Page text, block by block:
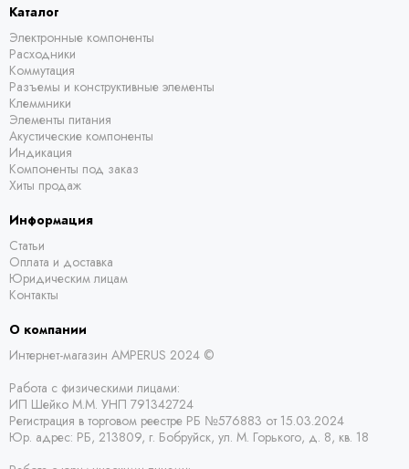
Каталог
Электронные компоненты
Расходники
Коммутация
Разъемы и конструктивные элементы
Клеммники
Элементы питания
Акустические компоненты
Индикация
Компоненты под заказ
Хиты продаж
Информация
Статьи
Оплата и доставка
Юридическим лицам
Контакты
О компании
Интернет-магазин AMPERUS 2024 ©
Работа с физическими лицами:
ИП Шейко М.М. УНП 791342724
Регистрация в торговом реестре РБ №576883 от 15.03.2024
Юр. адрес: РБ, 213809, г. Бобруйск, ул. М. Горького, д. 8, кв. 18